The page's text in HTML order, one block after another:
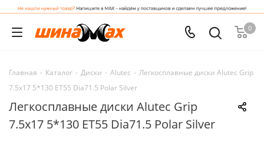
0
Главная - Каталог - Диски - Alutec - Легкосплавные диски Alutec Grip
7.5x17 5*130 ET55 Dia71.5 Polar Silver
Легкосплавные диски Alutec Grip
7.5x17 5*130 ET55 Dia71.5 Polar Silver